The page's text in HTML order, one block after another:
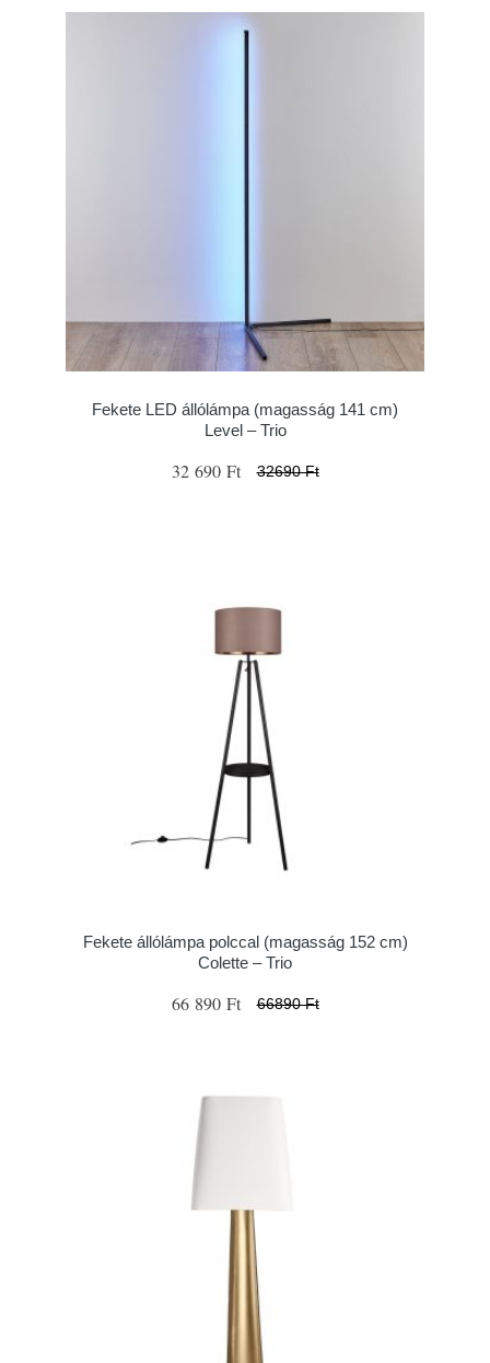
Fekete LED állólámpa (magasság 141 cm)
Level – Trio
32 690 Ft 32690 Ft
Fekete állólámpa polccal (magasság 152 cm)
Colette – Trio
66 890 Ft 66890 Ft